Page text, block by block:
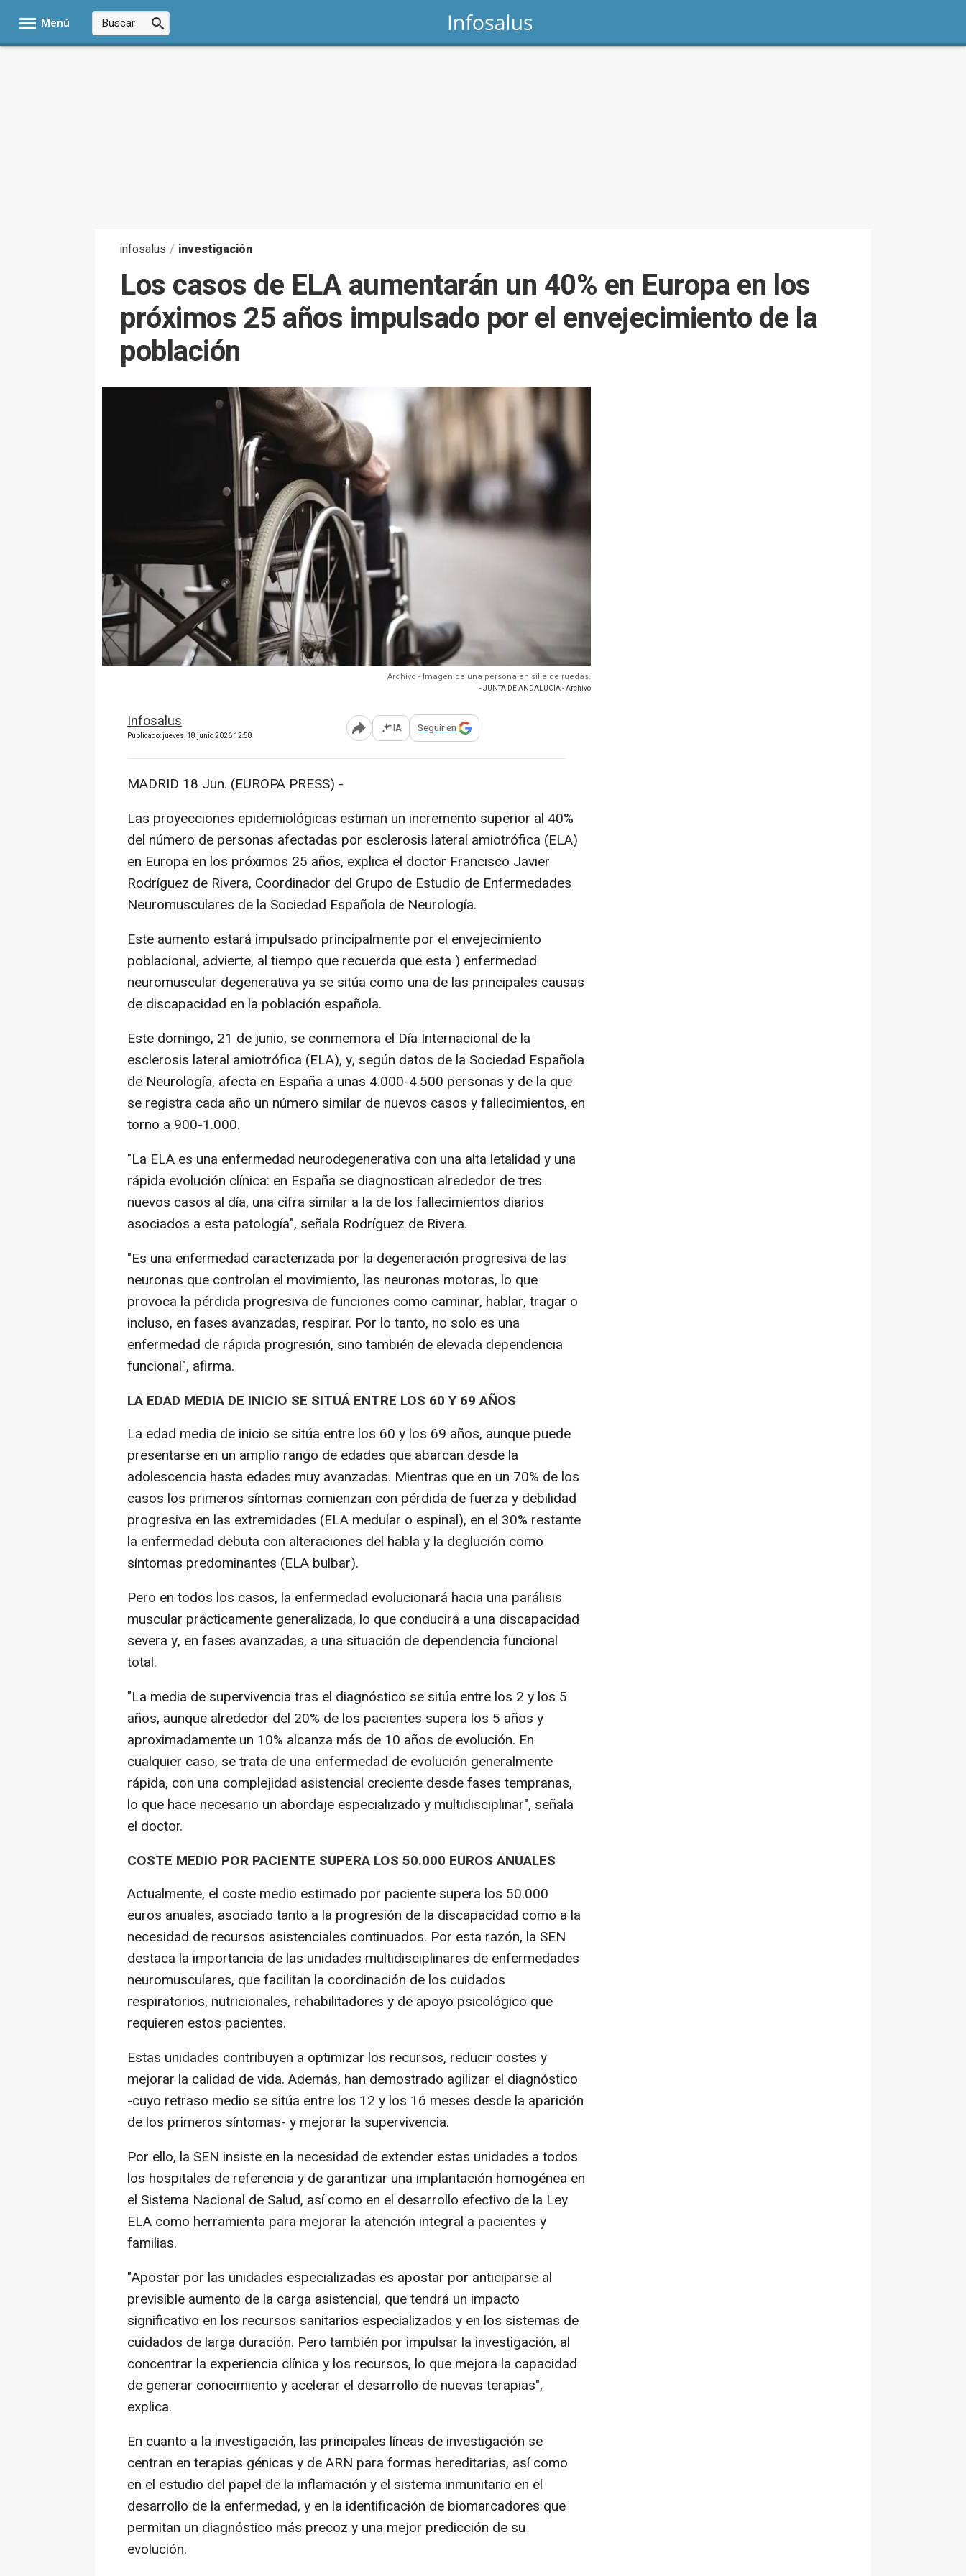
Menú
infosalus / investigación
Los casos de ELA aumentarán un 40% en Europa en los
próximos 25 años impulsado por el envejecimiento de la
población
Archivo - Imagen de una persona en silla de ruedas.
- JUNTA DE ANDALUCÍA - Archivo
Infosalus
Publicado: jueves, 18 junio 2026 12:58 Abrir opciones para compartir
IA Seguir en
MADRID 18 Jun. (EUROPA PRESS) -
Las proyecciones epidemiológicas estiman un incremento superior al 40%
del número de personas afectadas por esclerosis lateral amiotrófica (ELA)
en Europa en los próximos 25 años, explica el doctor Francisco Javier
Rodríguez de Rivera, Coordinador del Grupo de Estudio de Enfermedades
Neuromusculares de la Sociedad Española de Neurología.
Este aumento estará impulsado principalmente por el envejecimiento
poblacional, advierte, al tiempo que recuerda que esta ) enfermedad
neuromuscular degenerativa ya se sitúa como una de las principales causas
de discapacidad en la población española.
Este domingo, 21 de junio, se conmemora el Día Internacional de la
esclerosis lateral amiotrófica (ELA), y, según datos de la Sociedad Española
de Neurología, afecta en España a unas 4.000-4.500 personas y de la que
se registra cada año un número similar de nuevos casos y fallecimientos, en
torno a 900-1.000.
"La ELA es una enfermedad neurodegenerativa con una alta letalidad y una
rápida evolución clínica: en España se diagnostican alrededor de tres
nuevos casos al día, una cifra similar a la de los fallecimientos diarios
asociados a esta patología", señala Rodríguez de Rivera.
"Es una enfermedad caracterizada por la degeneración progresiva de las
neuronas que controlan el movimiento, las neuronas motoras, lo que
provoca la pérdida progresiva de funciones como caminar, hablar, tragar o
incluso, en fases avanzadas, respirar. Por lo tanto, no solo es una
enfermedad de rápida progresión, sino también de elevada dependencia
funcional", afirma.
LA EDAD MEDIA DE INICIO SE SITUÁ ENTRE LOS 60 Y 69 AÑOS
La edad media de inicio se sitúa entre los 60 y los 69 años, aunque puede
presentarse en un amplio rango de edades que abarcan desde la
adolescencia hasta edades muy avanzadas. Mientras que en un 70% de los
casos los primeros síntomas comienzan con pérdida de fuerza y debilidad
progresiva en las extremidades (ELA medular o espinal), en el 30% restante
la enfermedad debuta con alteraciones del habla y la deglución como
síntomas predominantes (ELA bulbar).
Pero en todos los casos, la enfermedad evolucionará hacia una parálisis
muscular prácticamente generalizada, lo que conducirá a una discapacidad
severa y, en fases avanzadas, a una situación de dependencia funcional
total.
"La media de supervivencia tras el diagnóstico se sitúa entre los 2 y los 5
años, aunque alrededor del 20% de los pacientes supera los 5 años y
aproximadamente un 10% alcanza más de 10 años de evolución. En
cualquier caso, se trata de una enfermedad de evolución generalmente
rápida, con una complejidad asistencial creciente desde fases tempranas,
lo que hace necesario un abordaje especializado y multidisciplinar", señala
el doctor.
COSTE MEDIO POR PACIENTE SUPERA LOS 50.000 EUROS ANUALES
Actualmente, el coste medio estimado por paciente supera los 50.000
euros anuales, asociado tanto a la progresión de la discapacidad como a la
necesidad de recursos asistenciales continuados. Por esta razón, la SEN
destaca la importancia de las unidades multidisciplinares de enfermedades
neuromusculares, que facilitan la coordinación de los cuidados
respiratorios, nutricionales, rehabilitadores y de apoyo psicológico que
requieren estos pacientes.
Estas unidades contribuyen a optimizar los recursos, reducir costes y
mejorar la calidad de vida. Además, han demostrado agilizar el diagnóstico
-cuyo retraso medio se sitúa entre los 12 y los 16 meses desde la aparición
de los primeros síntomas- y mejorar la supervivencia.
Por ello, la SEN insiste en la necesidad de extender estas unidades a todos
los hospitales de referencia y de garantizar una implantación homogénea en
el Sistema Nacional de Salud, así como en el desarrollo efectivo de la Ley
ELA como herramienta para mejorar la atención integral a pacientes y
familias.
"Apostar por las unidades especializadas es apostar por anticiparse al
previsible aumento de la carga asistencial, que tendrá un impacto
significativo en los recursos sanitarios especializados y en los sistemas de
cuidados de larga duración. Pero también por impulsar la investigación, al
concentrar la experiencia clínica y los recursos, lo que mejora la capacidad
de generar conocimiento y acelerar el desarrollo de nuevas terapias",
explica.
En cuanto a la investigación, las principales líneas de investigación se
centran en terapias génicas y de ARN para formas hereditarias, así como
en el estudio del papel de la inflamación y el sistema inmunitario en el
desarrollo de la enfermedad, y en la identificación de biomarcadores que
permitan un diagnóstico más precoz y una mejor predicción de su
evolución.